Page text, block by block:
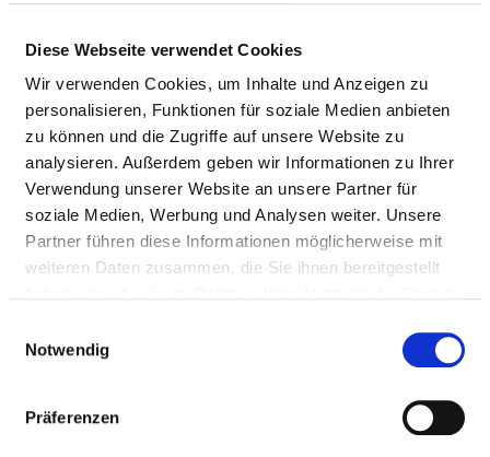
Diese Webseite verwendet Cookies
Wir verwenden Cookies, um Inhalte und Anzeigen zu
personalisieren, Funktionen für soziale Medien anbieten
zu können und die Zugriffe auf unsere Website zu
analysieren. Außerdem geben wir Informationen zu Ihrer
Verwendung unserer Website an unsere Partner für
soziale Medien, Werbung und Analysen weiter. Unsere
Partner führen diese Informationen möglicherweise mit
weiteren Daten zusammen, die Sie ihnen bereitgestellt
Notwendig
Präferenzen
Buttlarstraße 74
36039 Fulda
Tel.:0661-150
Anfahrt
Weitere Standorte